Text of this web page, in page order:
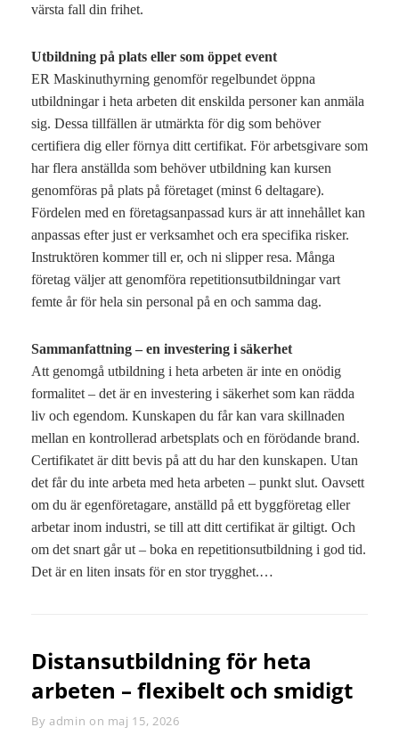
värsta fall din frihet.
Utbildning på plats eller som öppet event
ER Maskinuthyrning genomför regelbundet öppna
utbildningar i heta arbeten dit enskilda personer kan anmäla
sig. Dessa tillfällen är utmärkta för dig som behöver
certifiera dig eller förnya ditt certifikat. För arbetsgivare som
har flera anställda som behöver utbildning kan kursen
genomföras på plats på företaget (minst 6 deltagare).
Fördelen med en företagsanpassad kurs är att innehållet kan
anpassas efter just er verksamhet och era specifika risker.
Instruktören kommer till er, och ni slipper resa. Många
företag väljer att genomföra repetitionsutbildningar vart
femte år för hela sin personal på en och samma dag.
Sammanfattning – en investering i säkerhet
Att genomgå utbildning i heta arbeten är inte en onödig
formalitet – det är en investering i säkerhet som kan rädda
liv och egendom. Kunskapen du får kan vara skillnaden
mellan en kontrollerad arbetsplats och en förödande brand.
Certifikatet är ditt bevis på att du har den kunskapen. Utan
det får du inte arbeta med heta arbeten – punkt slut. Oavsett
om du är egenföretagare, anställd på ett byggföretag eller
arbetar inom industri, se till att ditt certifikat är giltigt. Och
om det snart går ut – boka en repetitionsutbildning i god tid.
Det är en liten insats för en stor trygghet.…
Distansutbildning för heta
arbeten – flexibelt och smidigt
By Byline
admin on maj 15, 2026